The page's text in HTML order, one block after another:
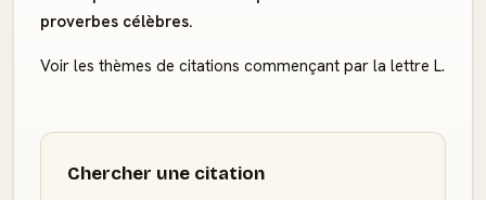
proverbes célèbres.
Voir les thèmes de citations commençant par la lettre L.
Chercher une citation